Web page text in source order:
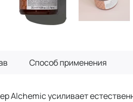
Способ применения
Alchemic усиливает